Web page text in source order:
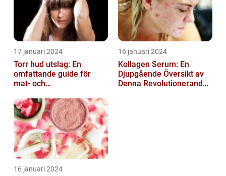
17 januari 2024
Torr hud utslag: En
omfattande guide för
mat- och
16 januari 2024
Kollagen Serum: En
Djupgående Översikt av
Denna Revolutionerande
16 januari 2024